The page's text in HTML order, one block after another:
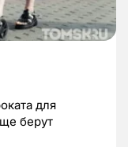
для
берут